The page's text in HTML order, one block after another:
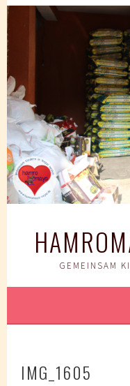
Springe
zum
Inhalt
GEMEINSAM
IMG_1605